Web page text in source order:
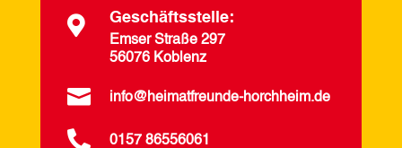
 Geschäftsstelle:
Emser Straße 297
56076 Koblenz
 info@heimatfreunde-horchheim.de
 0157 86556061